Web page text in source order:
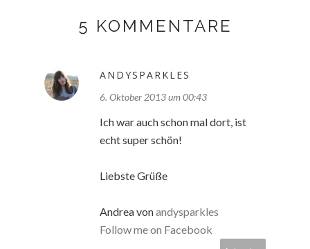
5 KOMMENTARE
ANDYSPARKLES
6. Oktober 2013 um 00:43
Ich war auch schon mal dort, ist
echt super schön!
Liebste Grüße
Andrea vonandysparkles
Follow me on Facebook